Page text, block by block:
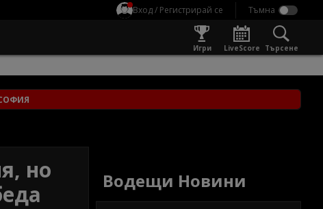
Вход / Регистрирай се
Игри LiveScore Търсене
но
Водещи Новини